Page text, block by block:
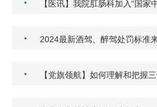
【医讯】我院肛肠科加入“国
· 2024最新酒驾、醉驾处罚标
·
【党旗领航】如何理解和把握